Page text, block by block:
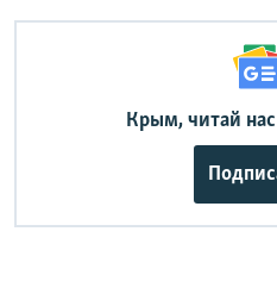
Крым, читай